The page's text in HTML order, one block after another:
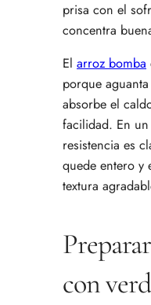
prisa con el
concentra
El arroz bomba
porque
absorbe el
facilidad. En
resistencia es
quede entero y
textura
con